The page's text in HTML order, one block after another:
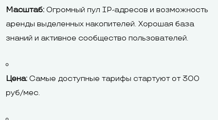
Масштаб: Огромный пул IP-адресов и возможность
аренды выделенных накопителей. Хорошая база
знаний и активное сообщество пользователей.
Цена: Самые доступные тарифы стартуют от 300
руб/мес.